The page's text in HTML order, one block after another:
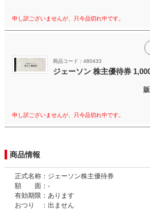
申し訳ございませんが、只今品切れ中です。
商品コード：480433
ジェーソン 株主優待券
申し訳ございませんが、只今品切れ中です。
商品情報
正式名称：ジェーソン株主優待券
額 面：-
有効期限：あります
おつり ：出ません